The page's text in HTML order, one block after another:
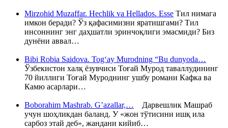
Mirzohid Muzaffar. Hechlik va Hellados. Esse Тил нимага
имкон беради? Ўз қафасимизни яратишгами? Тил
инсоннинг энг даҳшатли эринчоқлиги эмасмиди? Биз
дунёни аввал…
Bibi Robia Saidova. Tog‘ay Murodning “Bu dunyoda…
Ўзбекистон халқ ёзувчиси Тоғай Мурод таваллудининг
70 йиллиги Тоғай Муроднинг ушбу романи Кафка ва
Камю асарлари…
Boborahim Mashrab. G’azallar,… Дарвешлик Машраб
учун шоҳликдан баланд. У «жон тўтисини ишқ ила
сарбоз этай деб», жандани кийиб…